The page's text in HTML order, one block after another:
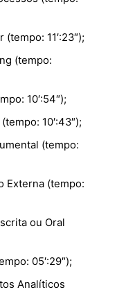
11′:23″);
(tempo:
10′:54″);
10′:43″);
(tempo:
Externa (tempo:
ou Oral
05′:29″);
Analíticos